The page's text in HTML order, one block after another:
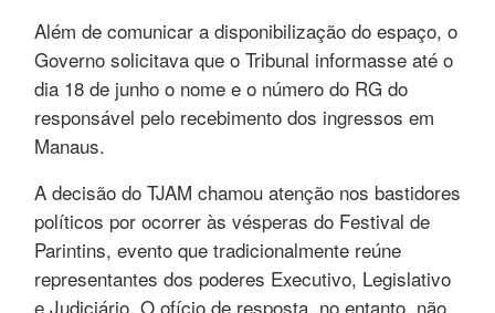
Além de comunicar a disponibilização do espaço, o
Governo solicitava que o Tribunal informasse até o
dia 18 de junho o nome e o número do RG do
responsável pelo recebimento dos ingressos em
Manaus.
A decisão do TJAM chamou atenção nos bastidores
políticos por ocorrer às vésperas do Festival de
Parintins, evento que tradicionalmente reúne
representantes dos poderes Executivo, Legislativo
e Judiciário. O ofício de resposta, no entanto, não